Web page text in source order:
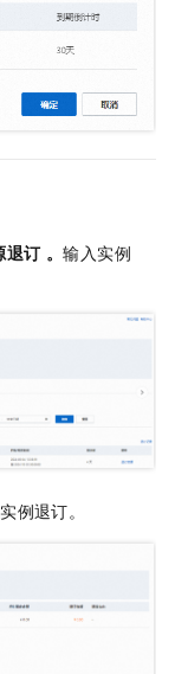
退订 。输入实例
例退订。